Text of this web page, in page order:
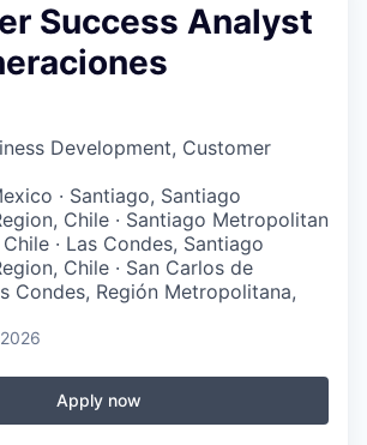
Success Analyst
Development, Customer
· Santiago, Santiago
Chile · Santiago Metropolitan
· Las Condes, Santiago
Chile · San Carlos de
Condes, Región Metropolitana,
Apply now